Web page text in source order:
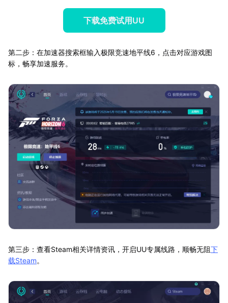
下载免费试用UU
第二步：在加速器搜索框输入极限竞速地平线6，点击对应游戏图
标，畅享加速服务。
第三步：查看Steam相关详情资讯，开启UU专属线路，顺畅无阻下
载Steam。